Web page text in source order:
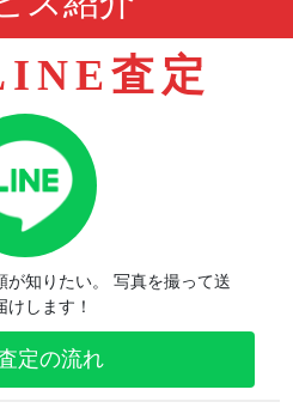
査定
知りたい。
写真を撮って送
します！
定の流れ